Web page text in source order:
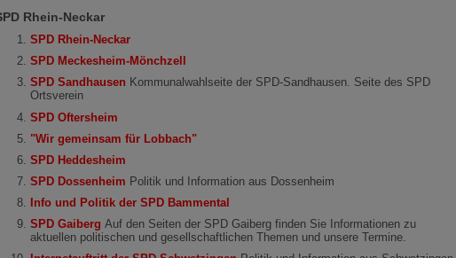
Rhein-Neckar
SPD Rhein-Neckar
SPD Meckesheim-Mönchzell
SPD Sandhausen Kommunalwahlseite der SPD-Sandhausen. Seite des SPD
Ortsverein
SPD Oftersheim
"Wir gemeinsam für Lobbach"
SPD Heddesheim
SPD Dossenheim Politik und Information aus Dossenheim
Info und Politik der SPD Bammental
SPD Gaiberg Auf den Seiten der SPD Gaiberg finden Sie Informationen zu
aktuellen politischen und gesellschaftlichen Themen und unsere Termine.